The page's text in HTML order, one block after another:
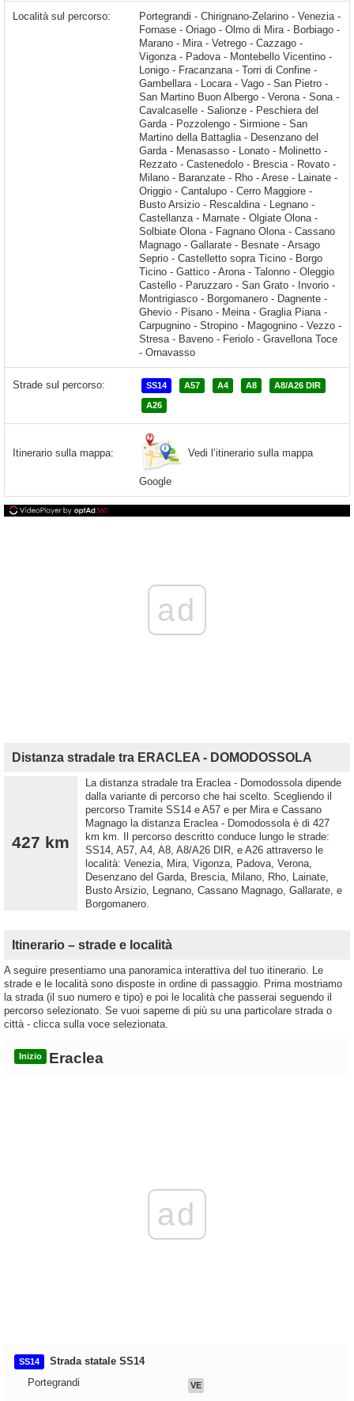
Località sul percorso: Portegrandi - Chirignano-Zelarino - Venezia - Fornase - Oriago - Olmo di Mira - Borbiago - Marano - Mira - Vetrego - Cazzago - Vigonza - Padova - Montebello Vicentino - Lonigo - Fracanzana - Torri di Confine - Gambellara - Locara - Vago - San Pietro - San Martino Buon Albergo - Verona - Sona - Cavalcaselle - Salionze - Peschiera del Garda - Pozzolengo - Sirmione - San Martino della Battaglia - Desenzano del Garda - Menasasso - Lonato - Molinetto - Rezzato - Castenedolo - Brescia - Rovato
Strade sul percorso: SS14 A57 A4 A8 A8/A26 DIR
A26
Itinerario sulla mappa: Vedi l’itinerario sulla mappa
Google
ad
Distanza stradale tra ERACLEA - DOMODOSSOLA
427 km
La distanza stradale tra Eraclea - Domodossola dipende
dalla variante di percorso che hai scelto. Scegliendo il
percorso Tramite SS14 e A57 e per Mira e Cassano
Magnago la distanza Eraclea - Domodossola è di 427
km km. Il percorso descritto conduce lungo le strade:
SS14, A57, A4, A8, A8/A26 DIR, e A26 attraverso le
località: Venezia, Mira, Vigonza, Padova, Verona,
Desenzano del Garda, Brescia, Milano, Rho, Lainate,
Busto Arsizio, Legnano, Cassano Magnago, Gallarate, e
Borgomanero.
Itinerario – strade e località
A seguire presentiamo una panoramica interattiva del tuo itinerario. Le
strade e le località sono disposte in ordine di passaggio. Prima mostriamo
la strada (il suo numero e tipo) e poi le località che passerai seguendo il
percorso selezionato. Se vuoi saperne di più su una particolare strada o
città - clicca sulla voce selezionata.
Inizio Eraclea
ad
SS14
Strada statale SS14
Portegrandi
VE